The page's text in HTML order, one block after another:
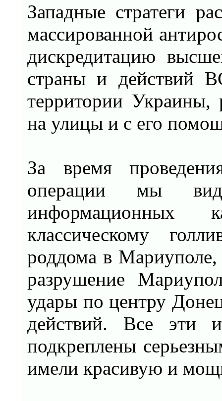
Западные стратеги
массированной
дискредитацию
страны и действий
территории Украины,
на улицы и с его
За время
операции мы
информационных
классическому
роддома в Мариуполе,
разрушение
удары по центру
действий. Все эти
подкреплены
имели красивую и